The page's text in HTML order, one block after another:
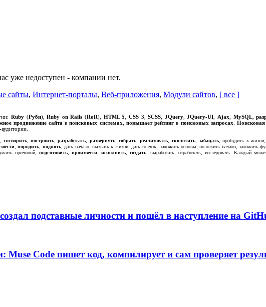
уже недоступен - компании нет.
сайты, Интернет-порталы, Веб-приложения, Модули сайтов, [ все ]
Ruby(Руби),Ruby on Rails (RoR), HTML 5 CSS 3 ,SCSS JQuery,JQuery-UI Ajax MySQL,
продвижение сайта впоисковых системах повышает рейтинг в поисковых запросах .Поисковая
, сотворить, построить,разработать, развернуть,собрать,реализовать, сколотить,забацать, пробудить к жизни,
,породить, поднять, дать начало, вызвать к жизни, дать толчок, заложить основы, положить начало, заложить
причиной, подготовить, произвести, исполнить, создать, выработать, отработать, исследовать. Каждый
подставные личности и пошёл в наступление на
Code пишет код, компилирует и сам проверяет